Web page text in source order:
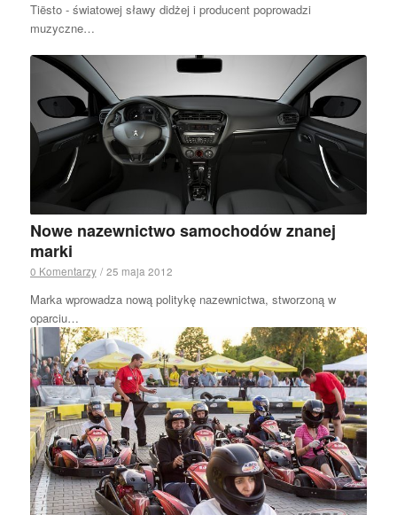
Tiësto - światowej sławy didżej i producent poprowadzi
muzyczne…
Nowe nazewnictwo samochodów znanej
marki
0 Komentarzy / 25 maja 2012
Marka wprowadza nową politykę nazewnictwa, stworzoną w
oparciu…